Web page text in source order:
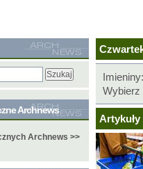
Wybierz
Archnews
Archnews >>